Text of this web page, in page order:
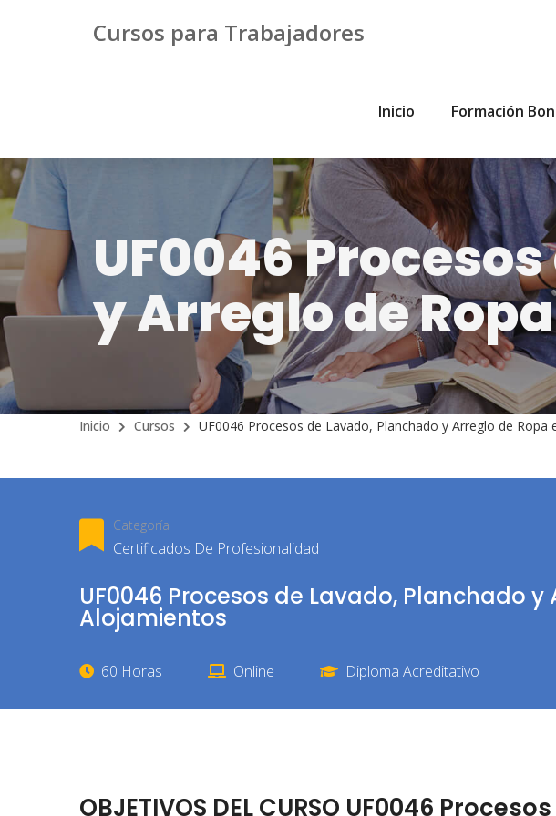
Cursos para Trabajadores
Inicio Formación
UF0046
y Arreglo de
Inicio Cursos UF0046 Procesos de Lavado, Planchado y Arreglo de Ropa
Categoría
Certificados De Profesionalidad
UF0046 Procesos de Lavado, Planchado y
Alojamientos
60 Horas Online Diploma Acreditativo
OBJETIVOS DEL CURSO UF0046